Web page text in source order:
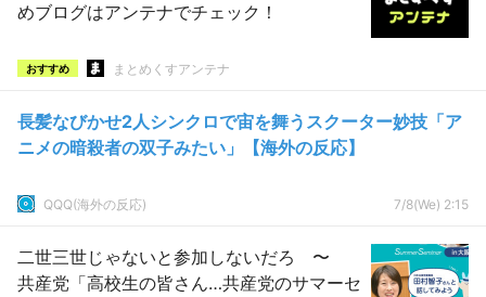
めブログはアンテナでチェック！
おすすめ まとめくすアンテナ
長髪なびかせ2人シンクロで宙を舞うスクーター妙技「ア
ニメの暗殺者の双子みたい」【海外の反応】
QQQ(海外の反応) 7/8(We) 2:15
二世三世じゃないと参加しないだろ 〜
共産党「高校生の皆さん…共産党のサマーセ